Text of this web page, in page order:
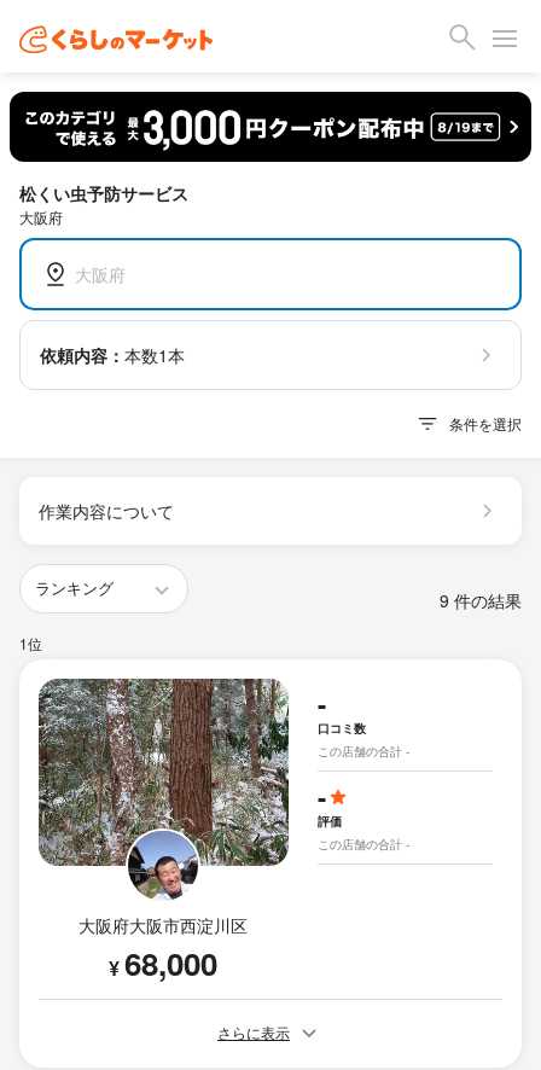
松くい虫予防サービス
大阪府
大阪府
依頼内容： 本数1本
条件を選択
作業内容について
9 件の結果
1位
大阪府大阪市西淀川区
¥68,000
-
口コミ数
この店舗の合計 -
-
評価
この店舗の合計 -
さらに表示